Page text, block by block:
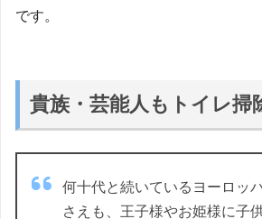
です。
貴族・芸能人もトイレ掃
何十代と続いているヨーロッ
さえも、王子様やお姫様に子